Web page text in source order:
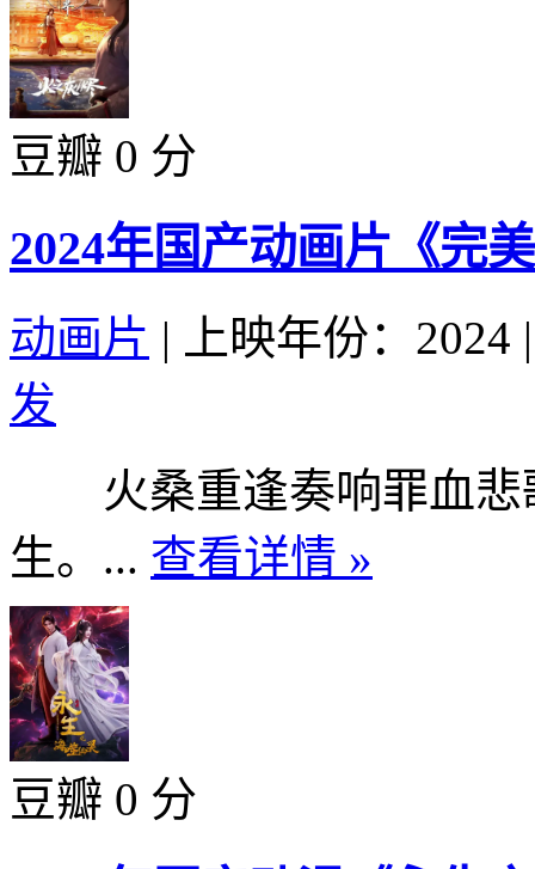
豆瓣 0 分
2024年国产动画片《完
动画片 | 上映年份：2024 |
发
火桑重逢奏响罪血悲
生。... 查看详情 »
豆瓣 0 分